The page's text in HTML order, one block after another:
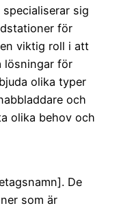
sig
för
viktig roll i att
lösningar för
olika typer
och
olika behov och
De
som är